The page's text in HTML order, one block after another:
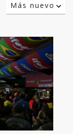
Más nuevo